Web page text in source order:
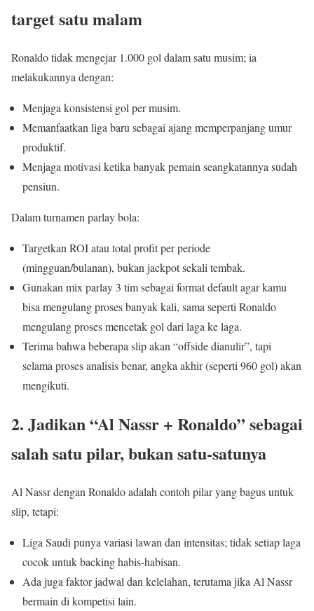
target satu malam
Ronaldo tidak mengejar 1.000 gol dalam satu musim; ia
melakukannya dengan:
Menjaga konsistensi gol per musim.
Memanfaatkan liga baru sebagai ajang memperpanjang umur
produktif.
Menjaga motivasi ketika banyak pemain seangkatannya sudah
pensiun.
Dalam turnamen parlay bola:
Targetkan ROI atau total profit per periode
(mingguan/bulanan), bukan jackpot sekali tembak.
Gunakan mix parlay 3 tim sebagai format default agar kamu
bisa mengulang proses banyak kali, sama seperti Ronaldo
mengulang proses mencetak gol dari laga ke laga.
Terima bahwa beberapa slip akan “offside dianulir”, tapi
selama proses analisis benar, angka akhir (seperti 960 gol) akan
mengikuti.
2. Jadikan “Al Nassr + Ronaldo” sebagai
salah satu pilar, bukan satu-satunya
Al Nassr dengan Ronaldo adalah contoh pilar yang bagus untuk
slip, tetapi:
Liga Saudi punya variasi lawan dan intensitas; tidak setiap laga
cocok untuk backing habis-habisan.
Ada juga faktor jadwal dan kelelahan, terutama jika Al Nassr
bermain di kompetisi lain.